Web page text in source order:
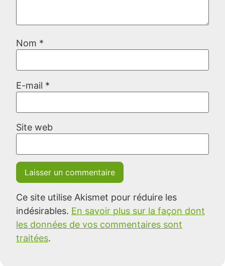
Nom *
E-mail *
Site web
Ce site utilise Akismet pour réduire les
indésirables. En savoir plus sur la façon dont
les données de vos commentaires sont
traitées.